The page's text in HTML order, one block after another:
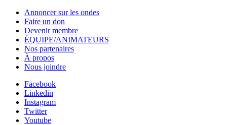
Annoncer sur les ondes
Faire un don
Devenir membre
ÉQUIPE/ANIMATEURS
Nos partenaires
À propos
Nous joindre
Facebook
Linkedin
Instagram
Twitter
Youtube